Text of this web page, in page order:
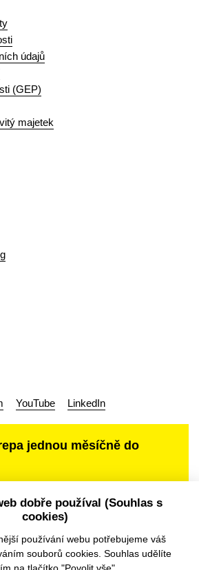
údajů
(GEP)
majetek
YouTube LinkedIn
jednou měsíčně do
dobře používal (Souhlas s
cookies)
používání webu potřebujeme váš
souborů cookies. Souhlas udělíte